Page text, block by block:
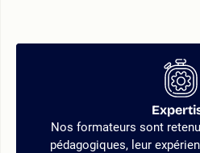
Nos formateurs sont
pédagogiques, leur